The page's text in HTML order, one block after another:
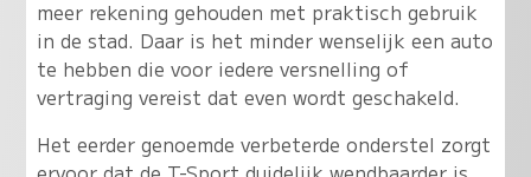
meer rekening gehouden met praktisch gebruik
in de stad. Daar is het minder wenselijk een auto
te hebben die voor iedere versnelling of
vertraging vereist dat even wordt geschakeld.
Het eerder genoemde verbeterde onderstel zorgt